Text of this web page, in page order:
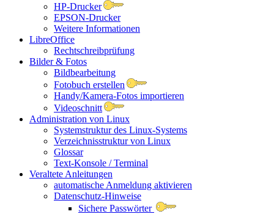
HP-Drucker
EPSON-Drucker
Weitere Informationen
LibreOffice
Rechtschreibprüfung
Bilder & Fotos
Bildbearbeitung
Fotobuch erstellen
Handy/Kamera-Fotos importieren
Videoschnitt
Administration von Linux
Systemstruktur des Linux-Systems
Verzeichnisstruktur von Linux
Glossar
Text-Konsole / Terminal
Veraltete Anleitungen
automatische Anmeldung aktivieren
Datenschutz-Hinweise
Sichere Passwörter